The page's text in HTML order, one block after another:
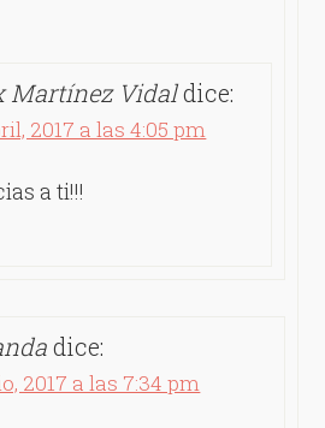
Martínez Vidaldice:
2017 a las 4:05 pm
a ti!!!
dice:
2017 a las 7:34 pm